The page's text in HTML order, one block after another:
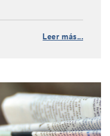
Leer más...